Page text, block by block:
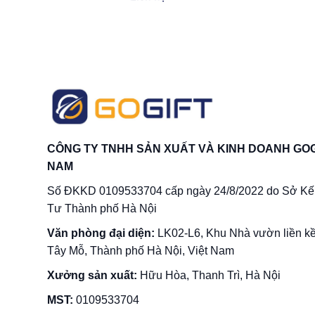
Sản phẩm kèm theo: Hộp đựng lót lụa sang trọng
Đặc điểm của Cúp pha lê vinh
Thẩm mỹ là yếu tố đầu tiên được nhiều người quan
mang lại sự sang trọng, tinh tế, làm nổi bật những
CÔNG TY TNHH SẢN XUẤT VÀ KINH DOANH
NAM
Số ĐKKD 0109533704 cấp ngày 24/8/2022 do Sở
Tư Thành phố Hà Nội
Văn phòng đại diện: LK02-L6, Khu Nhà vườn liền
Tây Mỗ, Thành phố Hà Nội, Việt Nam
Xưởng sản xuất: Hữu Hòa, Thanh Trì, Hà Nội
MST: 0109533704